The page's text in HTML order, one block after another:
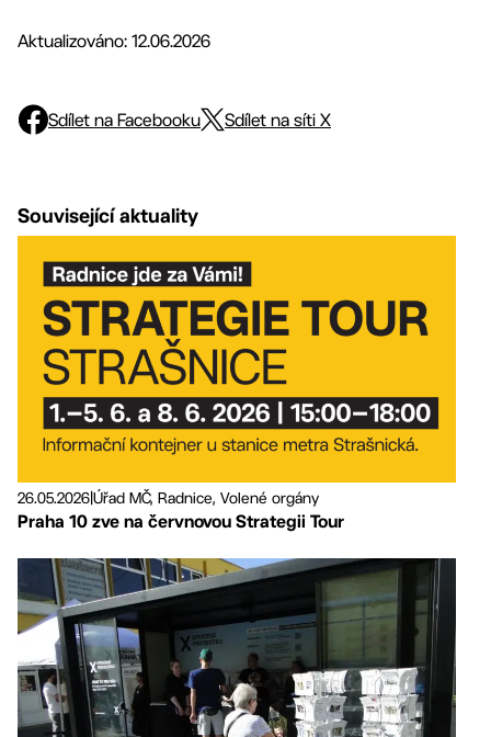
Aktualizováno: 12.06.2026
Sdílet na Facebooku Sdílet na síti X
Související aktuality
26.05.2026Úřad MČ, Radnice, Volené orgány
Praha 10 zve na červnovou Strategii Tour